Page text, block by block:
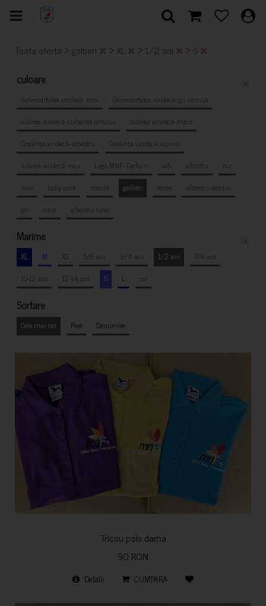
Toata oferta > galben > XL > 1/2 ani > S
culoare
Generozitatea vindecă- mov
Generozitatea vindecă- gri cenușă
Iubirea vindecă- culoarea untului
Iubirea vindecă- maro
Credința vindecă- albastru
Credința vindecă- vișiniu
Iubirea vindecă- roșu
Logo MNF- Cyclam alb albastru
roz
mov
baby pink mentă galben verde
albastru deschis
gri
coral albastru navy
Marime
XL M XS 5/6 ani 3/4 ani 1/2 ani
7/8 ani
10-12 ani
12-14 ani S L xxl
Sortare
Cele mai noi Pret Denumire
Tricou polo dama
90 RON
Detalii CUMPARA